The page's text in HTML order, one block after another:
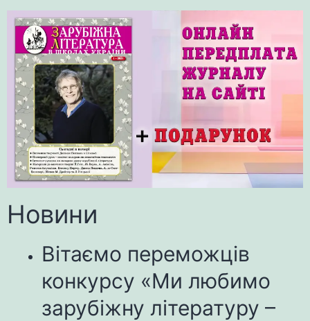
Новини
Вітаємо переможців
конкурсу «Ми любимо
зарубіжну літературу –